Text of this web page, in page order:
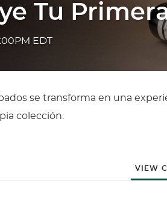
Tu
EDT
se transforma en una
colección.
VIEW